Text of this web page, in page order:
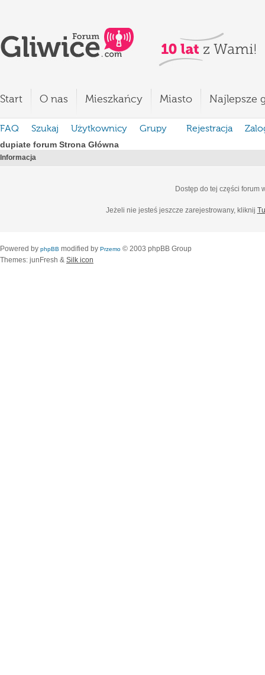
Start O nas Mieszkańcy Miasto Najlepsze
FAQ Szukaj Użytkownicy Grupy Rejestracja
dupiate forum Strona Główna
Informacja
Dostęp do tej części forum
Jeżeli nie jesteś jeszcze zarejestrowany, kliknij
Powered by phpBB modified by Przemo © 2003 phpBB Group
Themes: junFresh & Silk icon